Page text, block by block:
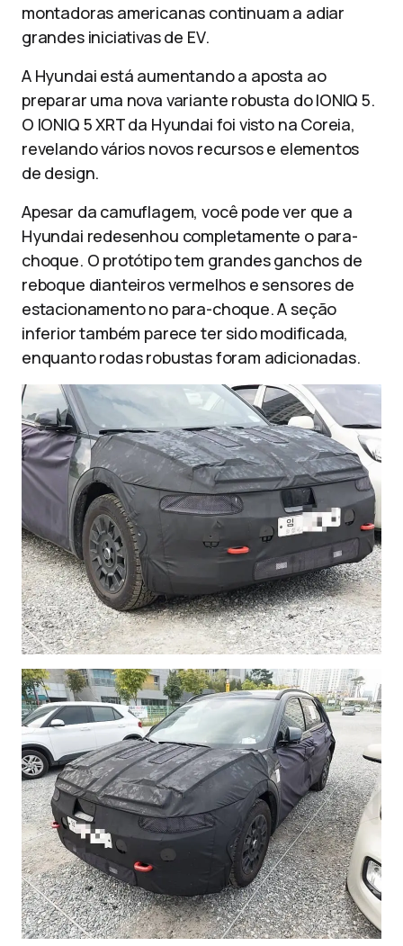
montadoras americanas continuam a adiar
grandes iniciativas de EV.
A Hyundai está aumentando a aposta ao
preparar uma nova variante robusta do IONIQ 5.
O IONIQ 5 XRT da Hyundai foi visto na Coreia,
revelando vários novos recursos e elementos
de design.
Apesar da camuflagem, você pode ver que a
Hyundai redesenhou completamente o para-
choque. O protótipo tem grandes ganchos de
reboque dianteiros vermelhos e sensores de
estacionamento no para-choque. A seção
inferior também parece ter sido modificada,
enquanto rodas robustas foram adicionadas.